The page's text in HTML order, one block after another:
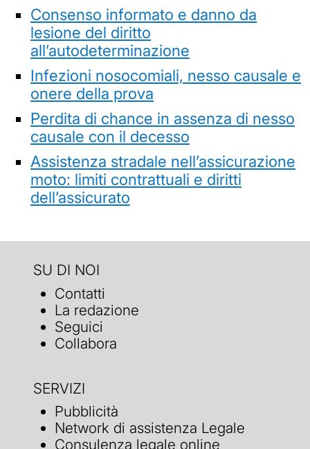
Consenso informato e danno da
lesione del diritto
all’autodeterminazione
Infezioni nosocomiali, nesso causale e
onere della prova
Perdita di chance in assenza di nesso
causale con il decesso
Assistenza stradale nell’assicurazione
moto: limiti contrattuali e diritti
dell’assicurato
SU DI NOI
Contatti
La redazione
Seguici
Collabora
SERVIZI
Pubblicità
Network di assistenza Legale
Consulenza legale online